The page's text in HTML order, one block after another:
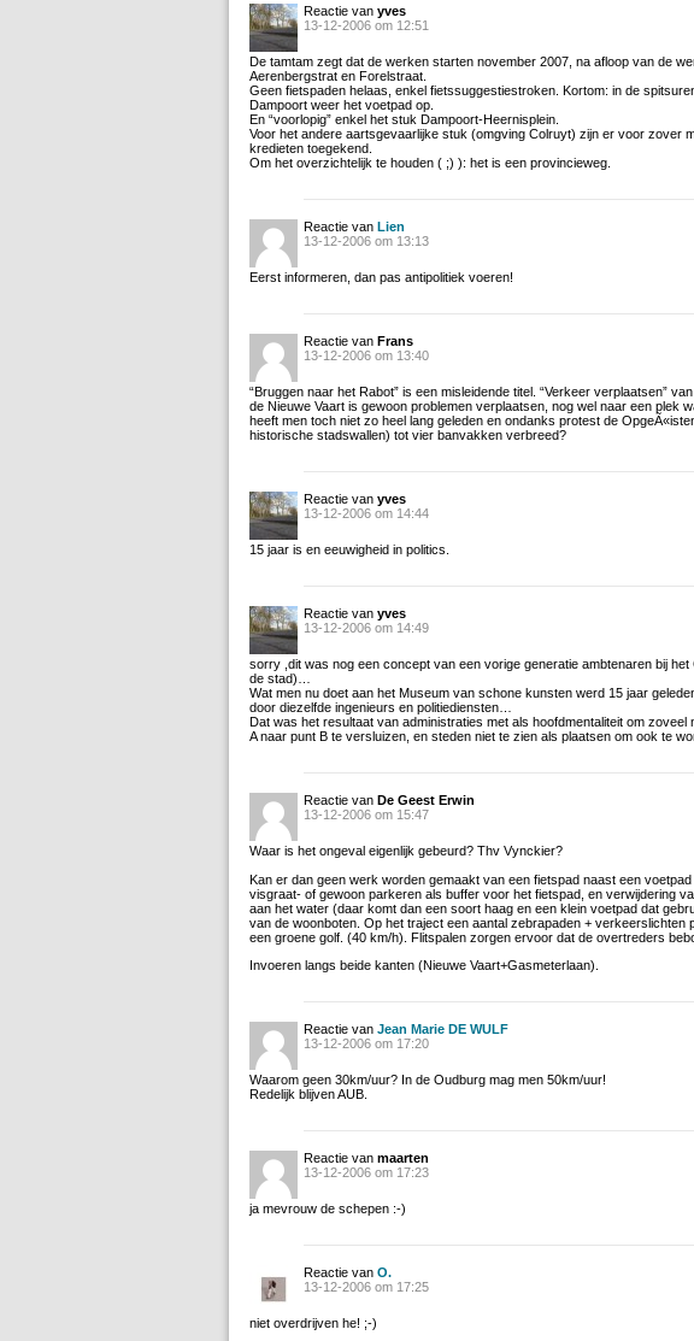
Reactie van yves
13-12-2006 om 12:51
De tamtam zegt dat de werken starten november 2007, na afloop van de
Aerenbergstrat en Forelstraat.
Geen fietspaden helaas, enkel fietssuggestiestroken. Kortom: in de
Dampoort weer het voetpad op.
En “voorlopig” enkel het stuk Dampoort-Heernisplein.
Voor het andere aartsgevaarlijke stuk (omgving Colruyt) zijn er voor zover
kredieten toegekend.
Om het overzichtelijk te houden ( ;) ): het is een provincieweg.
Reactie van Lien
13-12-2006 om 13:13
Eerst informeren, dan pas antipolitiek voeren!
Reactie van Frans
13-12-2006 om 13:40
“Bruggen naar het Rabot” is een misleidende titel. “Verkeer verplaatsen”
de Nieuwe Vaart is gewoon problemen verplaatsen, nog wel naar een plek
heeft men toch niet zo heel lang geleden en ondanks protest de
historische stadswallen) tot vier banvakken verbreed?
Reactie van yves
13-12-2006 om 14:44
15 jaar is en eeuwigheid in politics.
Reactie van yves
13-12-2006 om 14:49
sorry ,dit was nog een concept van een vorige generatie ambtenaren bij
de stad)…
Wat men nu doet aan het Museum van schone kunsten werd 15 jaar
door diezelfde ingenieurs en politiediensten…
Dat was het resultaat van administraties met als hoofdmentaliteit om zoveel
A naar punt B te versluizen, en steden niet te zien als plaatsen om ook te
Reactie van De Geest Erwin
13-12-2006 om 15:47
Waar is het ongeval eigenlijk gebeurd? Thv Vynckier?
Kan er dan geen werk worden gemaakt van een fietspad naast een
visgraat- of gewoon parkeren als buffer voor het fietspad, en verwijdering
aan het water (daar komt dan een soort haag en een klein voetpad dat
van de woonboten. Op het traject een aantal zebrapaden + verkeerslichten
een groene golf. (40 km/h). Flitspalen zorgen ervoor dat de overtreders
Invoeren langs beide kanten (Nieuwe Vaart+Gasmeterlaan).
Reactie van Jean Marie DE WULF
13-12-2006 om 17:20
Waarom geen 30km/uur? In de Oudburg mag men 50km/uur!
Redelijk blijven AUB.
Reactie van maarten
13-12-2006 om 17:23
ja mevrouw de schepen :-)
Reactie van O.
13-12-2006 om 17:25
niet overdrijven he! ;-)